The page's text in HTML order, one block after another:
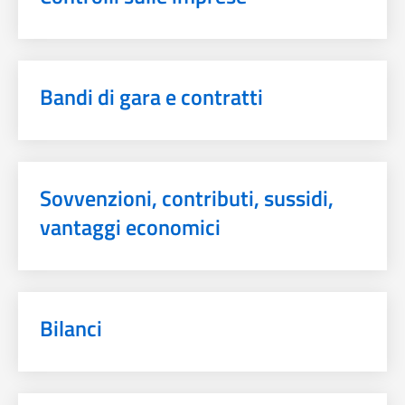
Bandi di gara e contratti
Sovvenzioni, contributi, sussidi,
vantaggi economici
Bilanci